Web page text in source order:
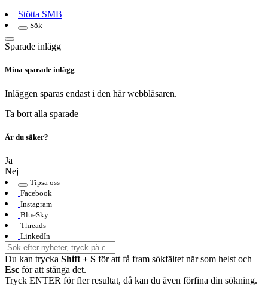
Stötta SMB
Sök
Sparade inlägg
Mina sparade inlägg
Inläggen sparas endast i den här webbläsaren.
Ta bort alla sparade
Är du säker?
Ja
Nej
Tipsa oss
Facebook
Instagram
BlueSky
Threads
LinkedIn
Du kan trycka Shift + S för att få fram sökfältet när som helst och
Esc för att stänga det.
Tryck ENTER för fler resultat, då kan du även förfina din sökning.